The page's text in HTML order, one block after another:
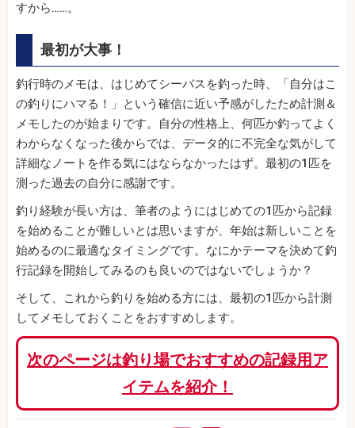
すから……。
最初が大事！
釣行時のメモは、はじめてシーバスを釣った時、「自分はこ
の釣りにハマる！」という確信に近い予感がしたため計測＆
メモしたのが始まりです。自分の性格上、何匹か釣ってよく
わからなくなった後からでは、データ的に不完全な気がして
詳細なノートを作る気にはならなかったはず。最初の1匹を
測った過去の自分に感謝です。
釣り経験が長い方は、筆者のようにはじめての1匹から記録
を始めることが難しいとは思いますが、年始は新しいことを
始めるのに最適なタイミングです。なにかテーマを決めて釣
行記録を開始してみるのも良いのではないでしょうか？
そして、これから釣りを始める方には、最初の1匹から計測
してメモしておくことをおすすめします。
次のページは釣り場でおすすめの記録用ア
イテムを紹介！